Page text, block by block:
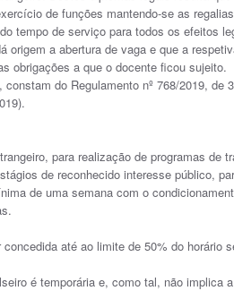
de funções mantendo-se as
tempo de serviço para todos os efeitos
origem a abertura de vaga e que a
obrigações a que o docente ficou sujeito.
do Regulamento nº 768/2019, de
para realização de programas de
de reconhecido interesse público,
de uma semana com o
até ao limite de 50% do horário
é temporária e, como tal, não implica